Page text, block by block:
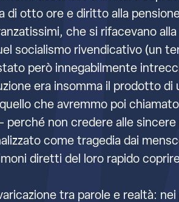
di otto ore e diritto alla
che si rifacevano
socialismo rivendicativo (un
però innegabilmente
era insomma il prodotto
che avremmo poi
non credere alle
come tragedia dai
diretti del loro rapido
tra parole e realtà: